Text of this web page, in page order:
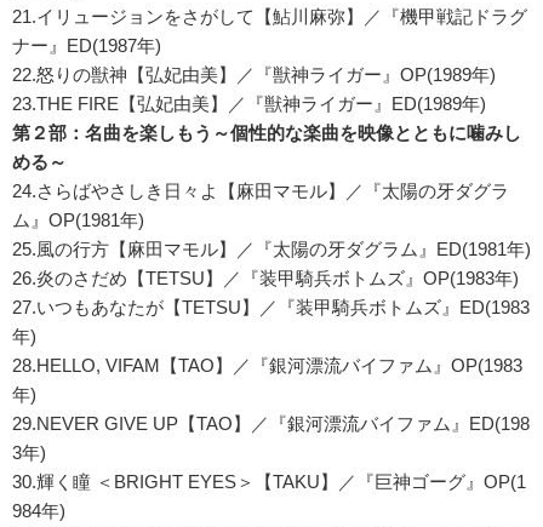
21.イリュージョンをさがして【鮎川麻弥】／『機甲戦記ドラグ
ナー』ED(1987年)
22.怒りの獣神【弘妃由美】／『獣神ライガー』OP(1989年)
23.THE FIRE【弘妃由美】／『獣神ライガー』ED(1989年)
第２部：名曲を楽しもう～個性的な楽曲を映像とともに噛みし
める～
24.さらばやさしき日々よ【麻田マモル】／『太陽の牙ダグラ
ム』OP(1981年)
25.風の行方【麻田マモル】／『太陽の牙ダグラム』ED(1981年)
26.炎のさだめ【TETSU】／『装甲騎兵ボトムズ』OP(1983年)
27.いつもあなたが【TETSU】／『装甲騎兵ボトムズ』ED(1983
年)
28.HELLO, VIFAM【TAO】／『銀河漂流バイファム』OP(1983
年)
29.NEVER GIVE UP【TAO】／『銀河漂流バイファム』ED(198
3年)
30.輝く瞳 ＜BRIGHT EYES＞【TAKU】／『巨神ゴーグ』OP(1
984年)